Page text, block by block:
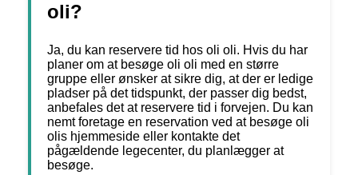
oli?
Ja, du kan reservere tid hos oli oli. Hvis du har
planer om at besøge oli oli med en større
gruppe eller ønsker at sikre dig, at der er ledige
pladser på det tidspunkt, der passer dig bedst,
anbefales det at reservere tid i forvejen. Du kan
nemt foretage en reservation ved at besøge oli
olis hjemmeside eller kontakte det
pågældende legecenter, du planlægger at
besøge.